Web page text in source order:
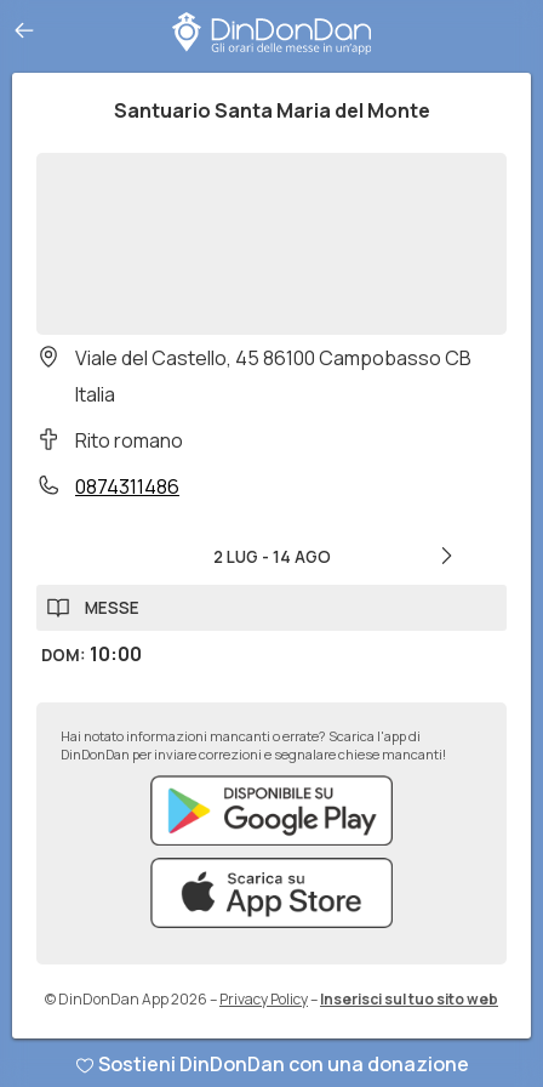
Santuario Santa Maria del Monte
Viale del Castello, 45 86100 Campobasso CB
Italia
Rito romano
0874311486
2 LUG - 14 AGO
MESSE
DOM: 10:00
Hai notato informazioni mancanti o errate? Scarica l'app di
DinDonDan per inviare correzioni e segnalare chiese mancanti!
© DinDonDan App 2026–Privacy Policy–Inserisci sul tuo sito web
Sostieni DinDonDan con una donazione